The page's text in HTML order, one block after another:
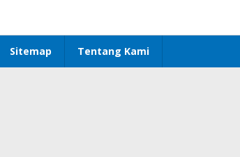
Sitemap Tentang Kami